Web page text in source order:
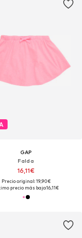
GAP
Falda
16,11€
Precio original: 19,90€
precio más bajo:16,11€